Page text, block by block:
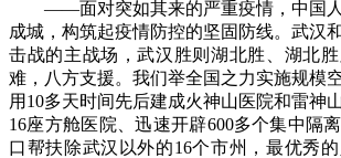
——面对突如其来的严重疫情，中国人
成城，构筑起疫情防控的坚固防线。武汉
击战的主战场，武汉胜则湖北胜、湖北
难，八方支援。我们举全国之力实施规模
用10多天时间先后建成火神山医院和雷神
16座方舱医院、迅速开辟600多个集中隔
口帮扶除武汉以外的16个市州，最优秀